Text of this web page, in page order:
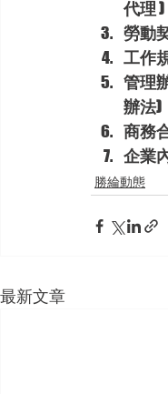
代理 )
勞動
工作
管理
辦法)
商務
企業
勝綸動態
最新文章